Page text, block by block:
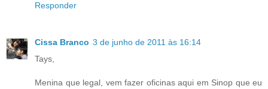
Responder
Cissa Branco 3 de junho de 2011 às 16:14
Tays,
Menina que legal, vem fazer oficinas aqui em Sinop que eu